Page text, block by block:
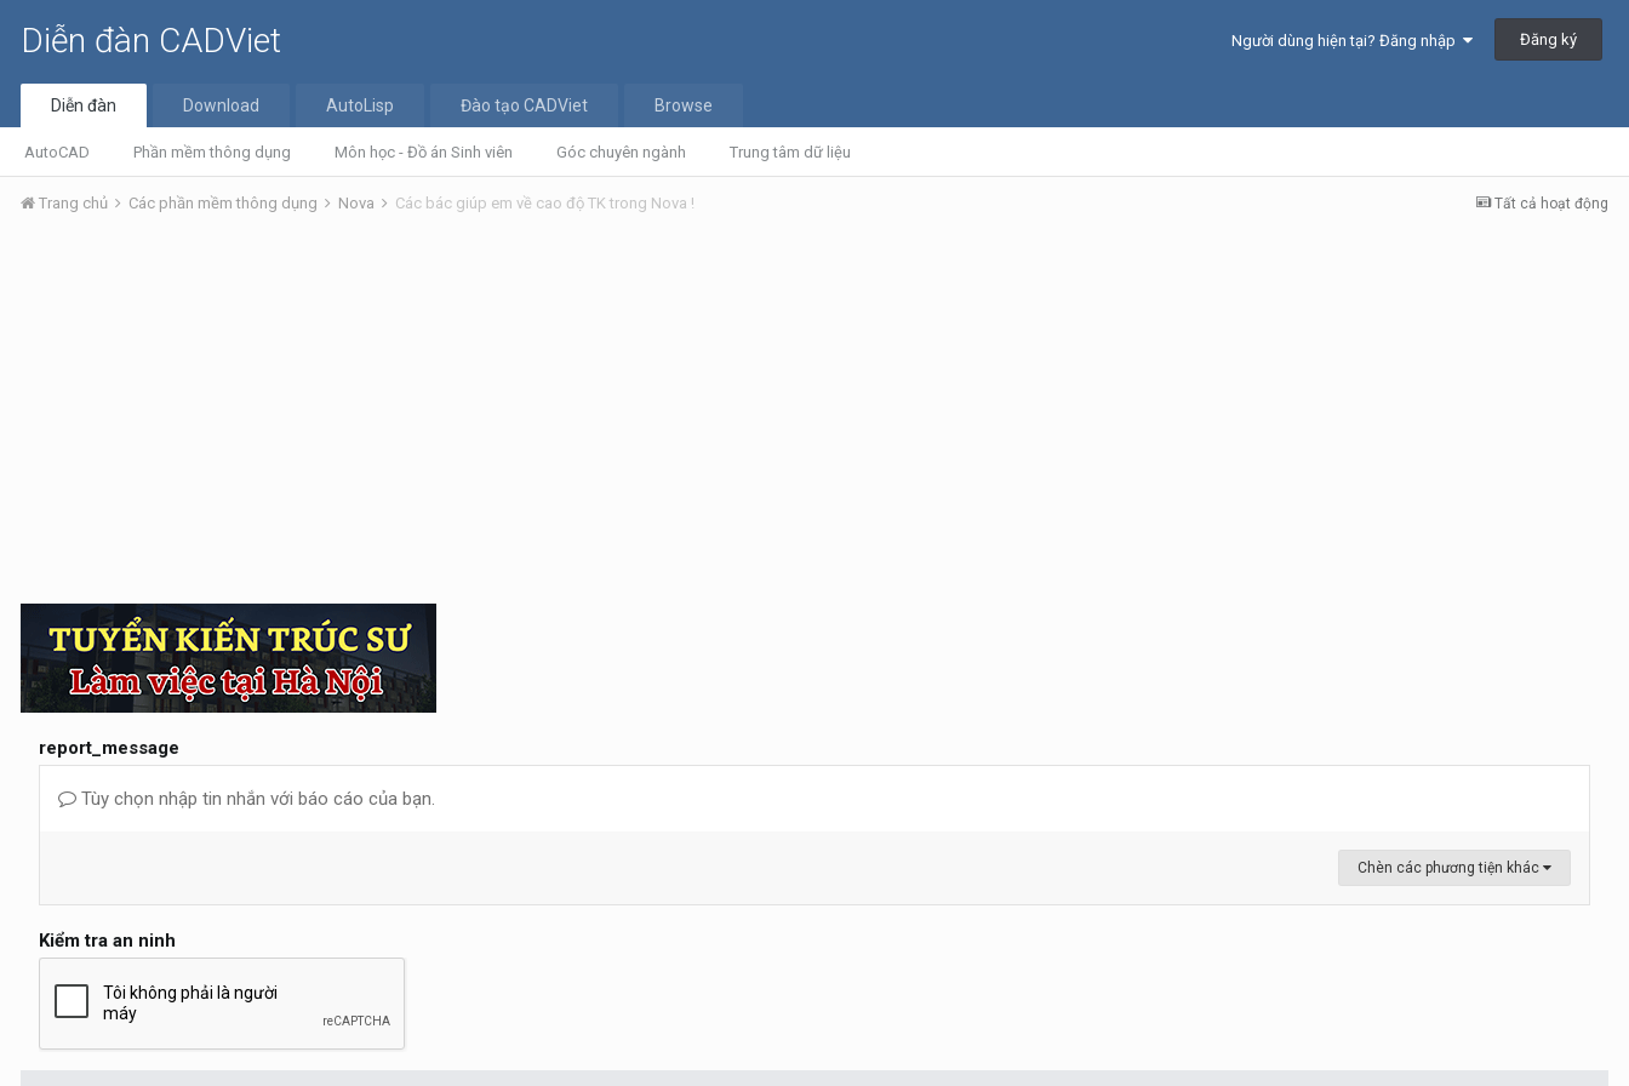
Diễn đàn CADViet Người dùng hiện tại? Đăng nhập Đăng ký
Diễn đàn
AutoCAD Phần mềm thông dụng Môn học - Đồ án Sinh viên Góc chuyên ngành Trung tâm dữ liệu
Download AutoLisp Đào tạo CADViet Browse
Tất cả hoạt động
Trang chủ Các phần mềm thông dụng Nova Các bác giúp em về cao độ TK trong Nova !
report_message
Tùy chọn nhập tin nhắn với báo cáo của bạn.
Chèn các phương tiện khác
Kiểm tra an ninh